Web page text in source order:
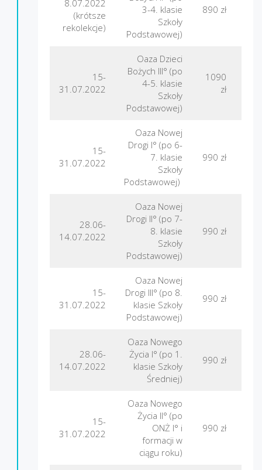
8.07.2022
(krótsze
rekolekcje)
3-4. klasie
Szkoły
Podstawowej)
890 zł
15-
31.07.2022
Oaza Dzieci
Bożych III° (po
4-5. klasie
Szkoły
Podstawowej)
1090
zł
15-
31.07.2022
Oaza Nowej
Drogi I° (po 6-
7. klasie
Szkoły
Podstawowej)
990 zł
28.06-
14.07.2022
Oaza Nowej
Drogi II° (po 7-
8. klasie
Szkoły
Podstawowej)
990 zł
15-
31.07.2022
Oaza Nowej
Drogi III° (po 8.
klasie Szkoły
Podstawowej)
990 zł
28.06-
14.07.2022
Oaza Nowego
Życia I° (po 1.
klasie Szkoły
Średniej)
990 zł
15-
31.07.2022
Oaza Nowego
Życia II° (po
ONŻ I° i
formacji w
ciągu roku)
990 zł